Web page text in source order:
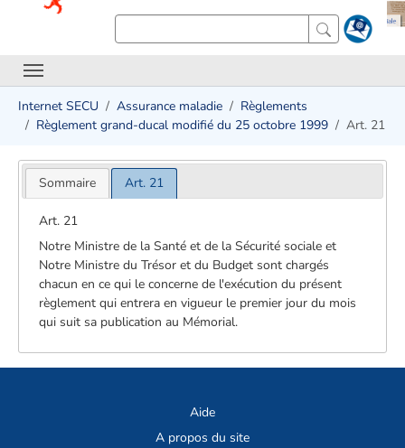
Internet SECU Assurance maladie
Règlements
Règlement grand-ducal modifié du 25 octobre 1999
Art. 21
Sommaire Art. 21
Art. 21
Notre Ministre de la Santé et de la Sécurité sociale et
Notre Ministre du Trésor et du Budget sont chargés
chacun en ce qui le concerne de l'exécution du présent
règlement qui entrera en vigueur le premier jour du mois
qui suit sa publication au Mémorial.
Aide
A propos du site